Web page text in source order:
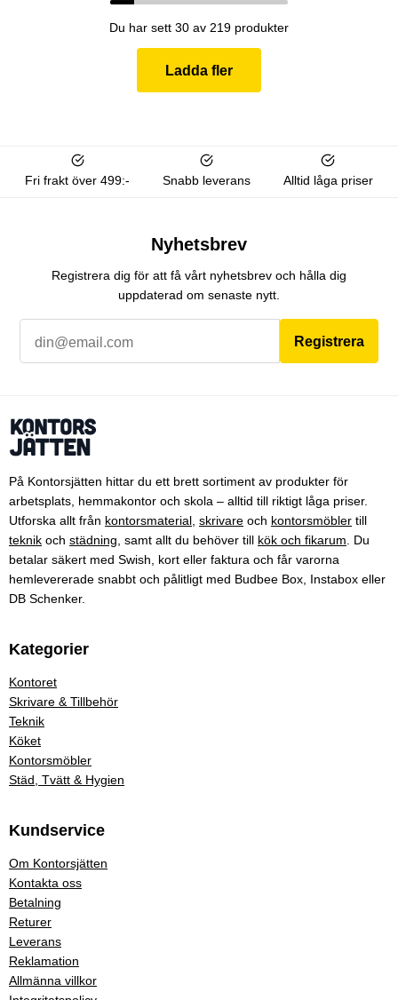
Du har sett 30 av 219 produkter
Ladda fler
Fri frakt över 499:- Snabb leverans Alltid låga priser
Nyhetsbrev
Registrera dig för att få vårt nyhetsbrev och hålla dig
uppdaterad om senaste nytt.
Registrera
På Kontorsjätten hittar du ett brett sortiment av produkter för
arbetsplats, hemmakontor och skola – alltid till riktigt låga priser.
Utforska allt från kontorsmaterial skrivare och kontorsmöbler till
teknik och städning , samt allt du behöver till kök och fikarum . Du
betalar säkert med Swish, kort eller faktura och får varorna
hemlevererade snabbt och pålitligt med Budbee Box, Instabox eller
DB Schenker.
Kategorier
Kontoret
Skrivare & Tillbehör
Teknik
Köket
Kontorsmöbler
Städ, Tvätt & Hygien
Kundservice
Om Kontorsjätten
Kontakta oss
Betalning
Returer
Leverans
Reklamation
Allmänna villkor